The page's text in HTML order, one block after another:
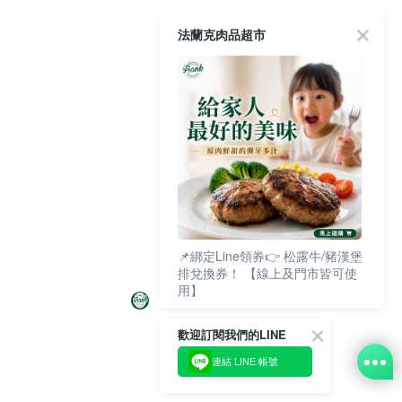
法蘭克肉品超市
📌綁定Line領券👉 松露牛/豬漢堡
排兌換券！ 【線上及門市皆可使
用】
歡迎訂閱我們的LINE
連結 LINE 帳號